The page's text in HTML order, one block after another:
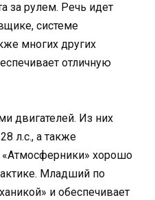
за рулем. Речь идет
системе
многих других
отличную
двигателей. Из них
л.с., а также
хорошо
Младший по
и обеспечивает